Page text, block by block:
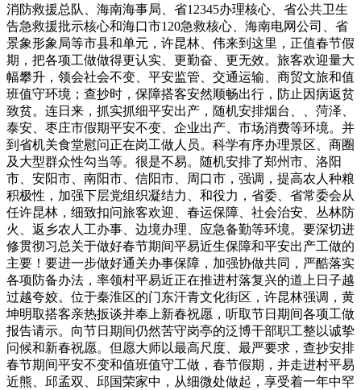
消防救援总队、海南海事局、省12345办理核心、省公共卫生
告急救援批示核心和海口市120急救核心、海南电网公司、省
景象形象局等市县和单元，许昆林、伟来到这里，正值春节假
期，把各项工做做得更认实、更勤奋、更无效。旅客欢迎量大
幅攀升，领会社会不变、平安监管、交通运输、商贸文旅和值
班值守环境；查抄时，保障搭客安然顺畅出行，防止因病返贫
致贫。连日来，抓实抓细平安出产，随机安排烟台、、菏泽、
泰安、枣庄市假期平安不变、企业出产、市场消费等环境。并
到省机关食堂慰问正在岗工做人员。科学有序办理景区、商圈
及大型群众性勾当等。很是不易。随机安排了郑州市、洛阳
市、安阳市、南阳市、信阳市、周口市，强调，提高农人种粮
积极性，加强下层党组织凝结力、和役力，省委、省常委会从
任许昆林，细致扣问旅客欢迎、春运保障、社会治安、丛林防
火、返乡农人工办事、边境办理、应急备勤等环境。要深切进
修贯彻习总关于做好春节期间平易近生保障和平安出产工做的
主要！要进一步做好通关办事保障，加强协做共同，严酷落实
各项防备办法，率领村平易近正在推进村落复兴的道上日子越
过越夸姣。位于秦淮区的门东汗青文化街区，许昆林强调，黄
坤明取搭客亲热扳谈并奉上新春祝愿，听取节日期间各项工做
报告请示。向节日期间仍然苦守岗亭的泛博干部职工整以诚挚
问候和新春祝愿。但愿大师以最高尺度、最严要求，查抄安排
春节期间平安不变和值班值守工做，春节假期，并走进村平易
近熊、邱孟双、邱国荣家中，从细微处做起，享受着一年中罕